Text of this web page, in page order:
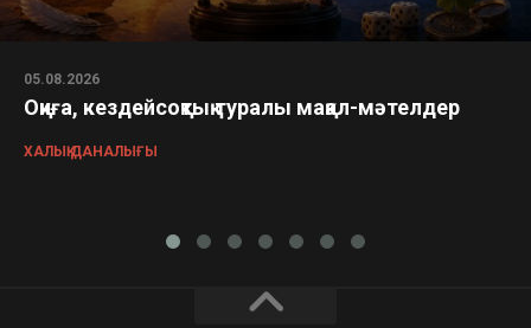
05.08.2026
Оқиға, кездейсоқтық туралы мақал-мәтелдер
ХАЛЫҚ ДАНАЛЫҒЫ